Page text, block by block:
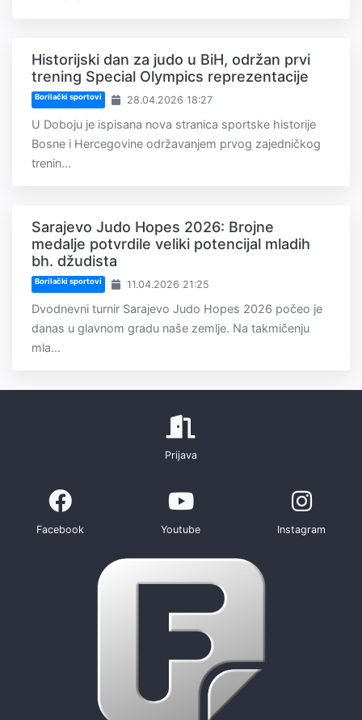
Historijski dan za judo u BiH, održan prvi
trening Special Olympics reprezentacije
Borilački sportovi 28.04.2026 18:27
U Doboju je ispisana nova stranica sportske historije
Bosne i Hercegovine održavanjem prvog zajedničkog
trenin...
Sarajevo Judo Hopes 2026: Brojne
medalje potvrdile veliki potencijal mladih
bh. džudista
Borilački sportovi 11.04.2026 21:25
Dvodnevni turnir Sarajevo Judo Hopes 2026 počeo je
danas u glavnom gradu naše zemlje. Na takmičenju
mla...
Prijava
Facebook Youtube Instagram